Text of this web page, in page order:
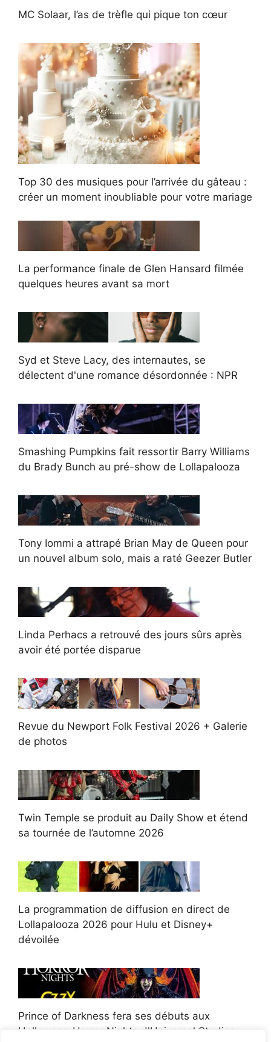
MC Solaar, l’as de trèfle qui pique ton cœur
Top 30 des musiques pour l’arrivée du gâteau :
créer un moment inoubliable pour votre mariage
La performance finale de Glen Hansard filmée
quelques heures avant sa mort
Syd et Steve Lacy, des internautes, se
délectent d'une romance désordonnée : NPR
Smashing Pumpkins fait ressortir Barry Williams
du Brady Bunch au pré-show de Lollapalooza
Tony Iommi a attrapé Brian May de Queen pour
un nouvel album solo, mais a raté Geezer Butler
Linda Perhacs a retrouvé des jours sûrs après
avoir été portée disparue
Revue du Newport Folk Festival 2026 + Galerie
de photos
Twin Temple se produit au Daily Show et étend
sa tournée de l’automne 2026
La programmation de diffusion en direct de
Lollapalooza 2026 pour Hulu et Disney+
dévoilée
Prince of Darkness fera ses débuts aux
Halloween Horror Nights d'Universal Studios